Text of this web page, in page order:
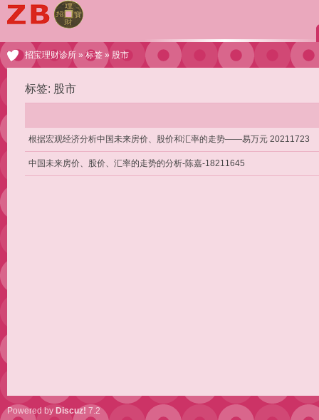
招宝理财诊所 »标签 » 股市
标签: 股市
根据宏观经济分析中国未来房价、股价和汇率的走势——易万元 20211723
中国未来房价、股价、汇率的走势的分析-陈嘉-18211645
Powered by Discuz! 7.2